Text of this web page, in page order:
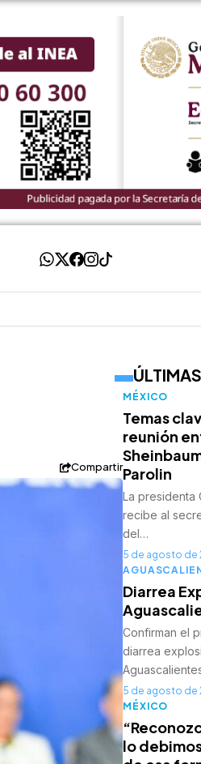
Compartir
MÉXICO
Temas
reunión
Parolin
La presidenta
recibe al
del…
5 de agosto de
Diarrea
Confirman el
diarrea
5 de agosto de
MÉXICO
lo